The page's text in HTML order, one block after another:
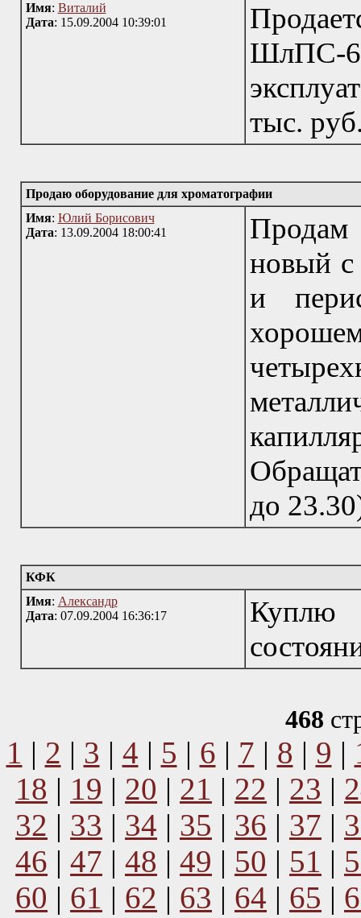
Имя: Виталий
Дата: 15.09.2004 10:39:01
ШлПС-
тыс.
Продаю оборудование для хроматографии
Имя: Юлий Борисович
Дата: 13.09.2004 18:00:41
Продам
новый с
и
до
КФК
Имя: Александр
Дата: 07.09.2004 16:36:17
468
1 | 2 | 3 | 4 | 5 | 6 | 7 | 8 | 9 |
18 | 19 | 20 | 21 | 22 | 23 |
32 | 33 | 34 | 35 | 36 | 37 |
46 | 47 | 48 | 49 | 50 | 51 |
60 | 61 | 62 | 63 | 64 | 65 |